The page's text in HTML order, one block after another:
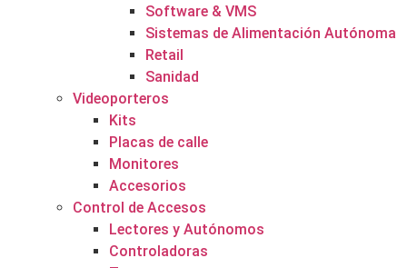
Software & VMS
Sistemas de Alimentación Autónoma
Retail
Sanidad
Videoporteros
Kits
Placas de calle
Monitores
Accesorios
Control de Accesos
Lectores y Autónomos
Controladoras